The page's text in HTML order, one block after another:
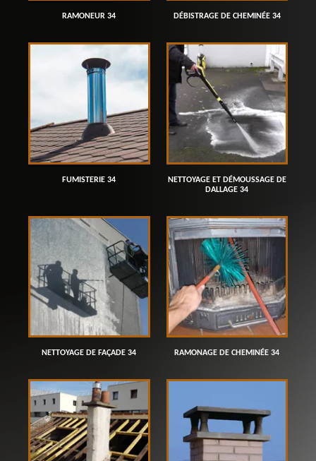
RAMONEUR 34 DÉBISTRAGE DE CHEMINÉE 34
FUMISTERIE 34
NETTOYAGE ET DÉMOUSSAGE DE
DALLAGE 34
NETTOYAGE DE FAÇADE 34 RAMONAGE DE CHEMINÉE 34